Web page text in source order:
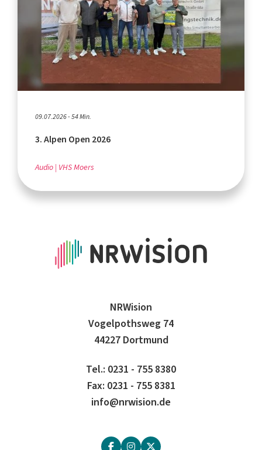
09.07.2026 - 54 Min.
3. Alpen Open 2026
Audio VHS Moers
NRWision
Vogelpothsweg 74
44227 Dortmund
Tel.: 0231 - 755 8380
Fax: 0231 - 755 8381
info@nrwision.de